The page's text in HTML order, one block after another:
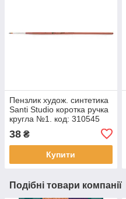
Пензлик худож. синтетика
Santi Studio коротка ручка
кругла №1. код: 310545
38 ₴
Купити
Подібні товари компанії